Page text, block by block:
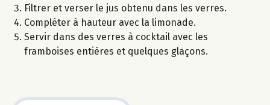
Filtrer et verser le jus obtenu dans les verres.
Compléter à hauteur avec la limonade.
Servir dans des verres à cocktail avec les
framboises entières et quelques glaçons.